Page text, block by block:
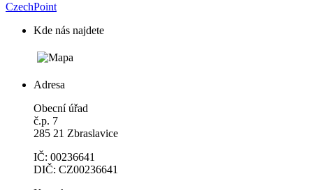
CzechPoint
Kde nás najdete
Adresa
Obecní úřad
č.p. 7
285 21 Zbraslavice
IČ: 00236641
DIČ: CZ00236641